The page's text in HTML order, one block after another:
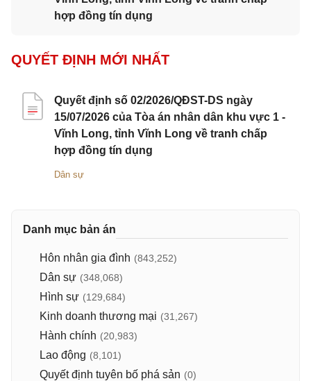
hợp đồng tín dụng
QUYẾT ĐỊNH MỚI NHẤT
Quyết định số 02/2026/QĐST-DS ngày
15/07/2026 của Tòa án nhân dân khu vực 1 -
Vĩnh Long, tỉnh Vĩnh Long về tranh chấp
hợp đồng tín dụng
Dân sự
Danh mục bản án
Hôn nhân gia đình (843,252)
Dân sự (348,068)
Hình sự (129,684)
Kinh doanh thương mại (31,267)
Hành chính (20,983)
Lao động (8,101)
Quyết định tuyên bố phá sản (0)